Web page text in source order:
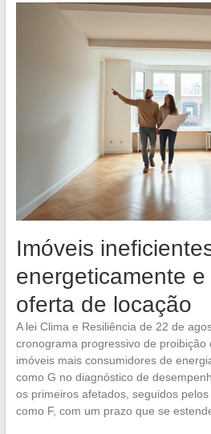
Imóveis
energeticamente
oferta de locação
A lei Clima e Resiliência de 22 de
cronograma progressivo de proibição
imóveis mais consumidores de
como G no diagnóstico de
os primeiros afetados, seguidos
como F, com um prazo que se